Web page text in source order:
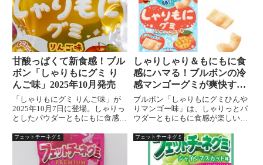
甘酸っぱくて新食感！ブル
ボン「しゃりもにグミ り
んご味」2025年10月発売
「しゃりもにグミ りんご味」が
2025年10月7日に登場。しゃりっ
としたパウダーともにもに食感が
いを楽しめます。発売日・販売
店・特徴を徹底解説。
しゃりしゃり＆もにもに食
感にハマる！ブルボンの冷
感マンゴーグミが爽快すぎ
た
ブルボン「しゃりもにグミひんや
りマンゴー味」は、しゃりっとパ
ウダーともにもに食感が楽しい夏
えめで酸味のあるマンゴー味とひ
んやり感が特徴。爽快なおやつを
探している方におすすめです。
フェットチーネグミ フェットチーネグミ